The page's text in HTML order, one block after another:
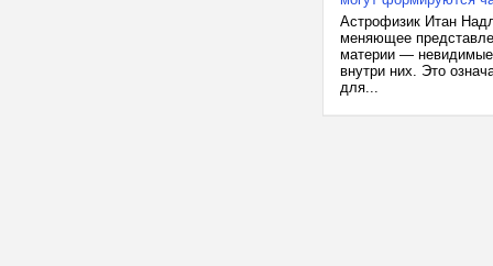
Астрофизик Итан
меняющее
материи — невидимые
внутри них. Это
для...